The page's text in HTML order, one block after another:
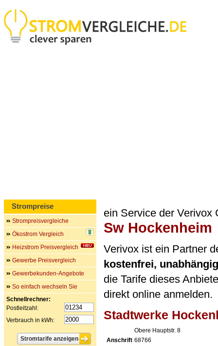
ein Service der Verivox
Sw Hockenheim
Verivox ist ein Partner
kostenfrei,
die Tarife dieses
direkt online anmelden.
Stadtwerke
Anschrift
Obere Hauptstr. 8
68766
Strompreise
Strompreisvergleiche
Ökostrom Vergleich
Heizstrom Preisvergleich
Gewerbe Preisvergleich
Gewerbekunden-Angebote
So einfach wechseln Sie
Schnellrechner:
Postleitzahl:
Verbrauch in kWh: